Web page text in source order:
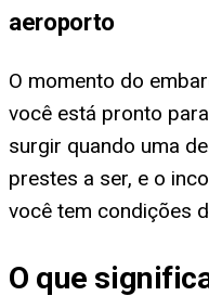
aeroporto
O momento do
você está pronto
surgir quando uma
prestes a ser, e o
você tem condições
O que